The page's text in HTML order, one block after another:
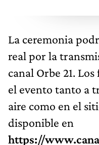
La ceremonia
real por la
canal Orbe 21.
el evento tanto a
aire como en el
disponible en
https://